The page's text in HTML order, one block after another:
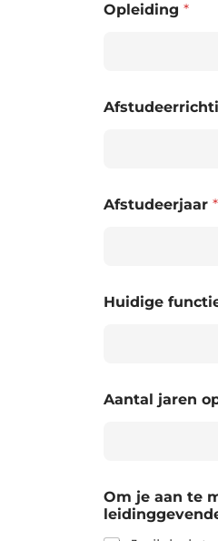
Opleiding *
Afstudeerjaar *
Huidige
Aantal jaren
Om je aan te